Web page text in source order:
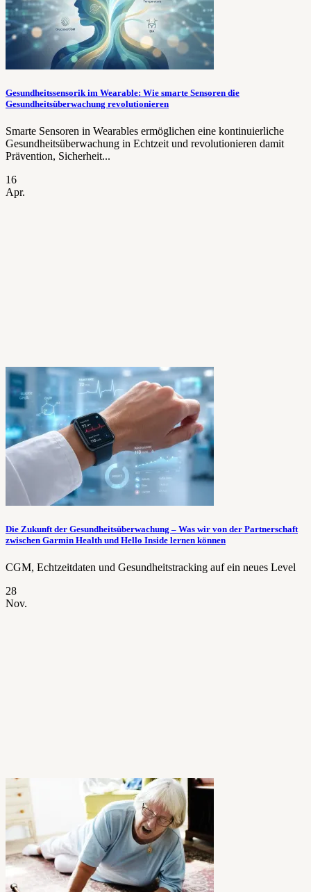
Gesundheitssensorik im Wearable: Wie smarte Sensoren die
Gesundheitsüberwachung revolutionieren
Smarte Sensoren in Wearables ermöglichen eine kontinuierliche
Gesundheitsüberwachung in Echtzeit und revolutionieren damit
Prävention, Sicherheit...
16
Apr.
Die Zukunft der Gesundheitsüberwachung – Was wir von der Partnerschaft
zwischen Garmin Health und Hello Inside lernen können
CGM, Echtzeitdaten und Gesundheitstracking auf ein neues Level
28
Nov.